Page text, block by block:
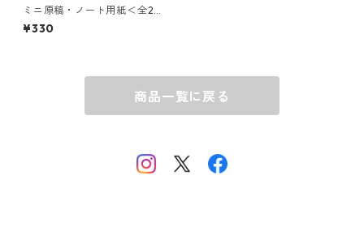
ミニ原稿・ノート用紙＜全2種
＞
¥330
商品一覧に戻る